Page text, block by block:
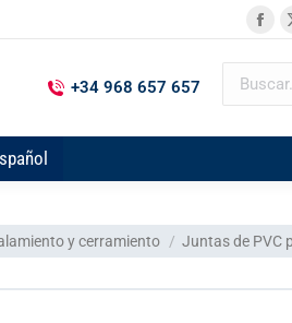
+34 968 657 657
y cerramiento Juntas de PVC